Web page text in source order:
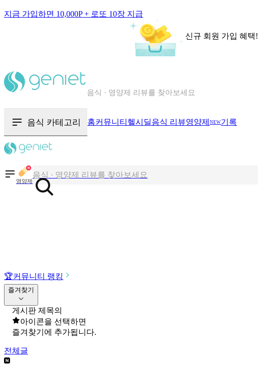
지금 가입하면 10,000P + 로또 10장 지급
신규 회원 가입 혜택!
칼로리와 영양성분을 검색해보세요
음식 · 영양제 리뷰를 찾아보세요
음식 카테고리 홈커뮤니티 헬시딜음식 리뷰영양제 NEW기록
영양제
칼로리와 영양성분을 검색해보세요
음식 · 영양제 리뷰를 찾아보세요
🏆커뮤니티 랭킹
즐겨찾기
게시판 제목의
아이콘을 선택하면
즐겨찾기에 추가됩니다.
전체글